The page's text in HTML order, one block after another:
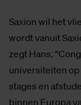
Saxion wil het
wordt vanuit
zegt Hans.
universiteiten
stages en
binnen Europa